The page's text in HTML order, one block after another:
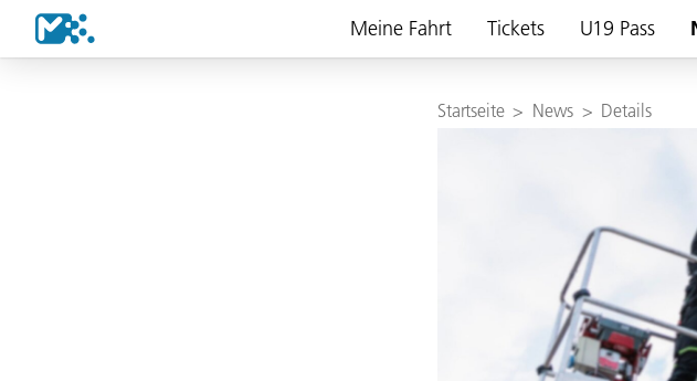
Meine Fahrt Tickets U19 Pass
Startseite > News > Details